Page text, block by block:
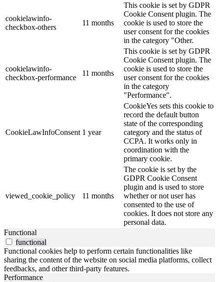
cookielawinfo-
checkbox-others
11 months
This cookie is set by GDPR
Cookie Consent plugin. The
cookie is used to store the
user consent for the cookies
in the category "Other.
cookielawinfo-
checkbox-performance
11 months
This cookie is set by GDPR
Cookie Consent plugin. The
cookie is used to store the
user consent for the cookies
in the category
"Performance".
CookieLawInfoConsent 1 year
CookieYes sets this cookie to
record the default button
state of the corresponding
category and the status of
CCPA. It works only in
coordination with the
primary cookie.
viewed_cookie_policy 11 months
The cookie is set by the
GDPR Cookie Consent
plugin and is used to store
whether or not user has
consented to the use of
cookies. It does not store any
personal data.
Functional
functional
Functional cookies help to perform certain functionalities like
sharing the content of the website on social media platforms, collect
feedbacks, and other third-party features.
Performance